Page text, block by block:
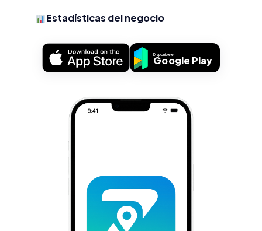
Estadísticas del negocio
Disponible en
Google Play